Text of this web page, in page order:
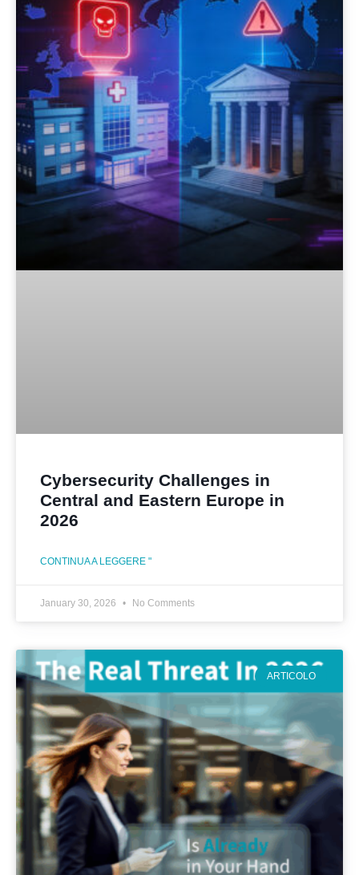
Cybersecurity Challenges in
Central and Eastern Europe in
2026
CONTINUA A LEGGERE "
January 30, 2026 No Comments
ARTICOLO